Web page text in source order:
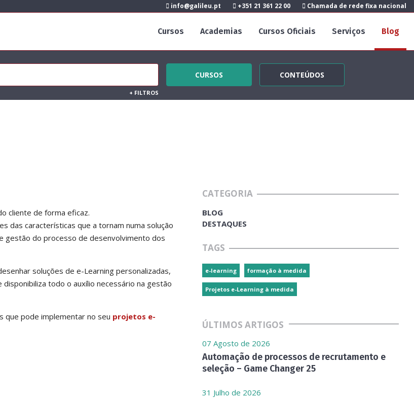
info@galileu.pt +351 21 361 22 00 Chamada de rede fixa nacional
Cursos Academias Cursos Oficiais Serviços Blog
CURSOS CONTEÚDOS
+ FILTROS
cliente de forma eficaz.
das características que a tornam numa solução
gestão do processo de desenvolvimento dos
soluções de e-Learning personalizadas,
todo o auxílio necessário na gestão
que pode implementar no seu projetos e-
CATEGORIA
BLOG
DESTAQUES
TAGS
e-learning formação à medida
Projetos e-Learning à medida
ÚLTIMOS ARTIGOS
07 Agosto de 2026
Automação de processos de recrutamento e
seleção – Game Changer 25
31 Julho de 2026